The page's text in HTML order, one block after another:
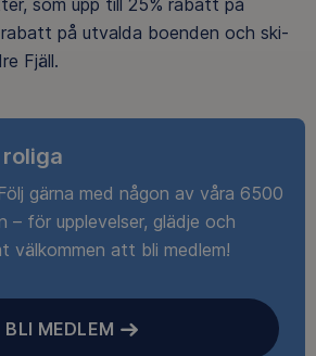
på utvalda boenden och ski-
Fjäll.
gärna med någon av våra 6500
– för upplevelser, glädje och
välkommen att bli medlem!
BLI MEDLEM